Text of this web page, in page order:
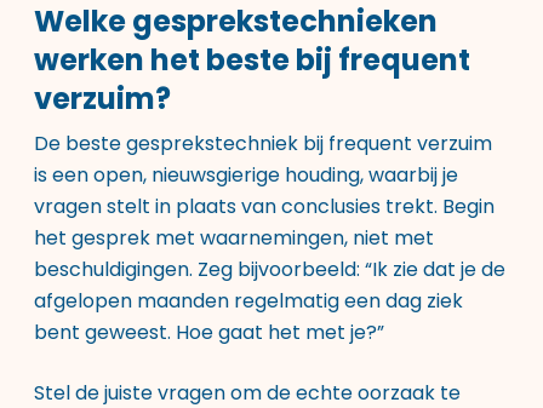
Welke gesprekstechnieken
werken het beste bij frequent
verzuim?
De beste gesprekstechniek bij frequent verzuim
is een open, nieuwsgierige houding, waarbij je
vragen stelt in plaats van conclusies trekt. Begin
het gesprek met waarnemingen, niet met
beschuldigingen. Zeg bijvoorbeeld: “Ik zie dat je de
afgelopen maanden regelmatig een dag ziek
bent geweest. Hoe gaat het met je?”
Stel de juiste vragen om de echte oorzaak te